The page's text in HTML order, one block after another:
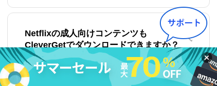
Netflixの成人向けコンテンツも
CleverGetでダウンロードできますか？
もっと見る >